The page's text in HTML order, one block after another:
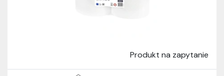
Produkt na zapytanie